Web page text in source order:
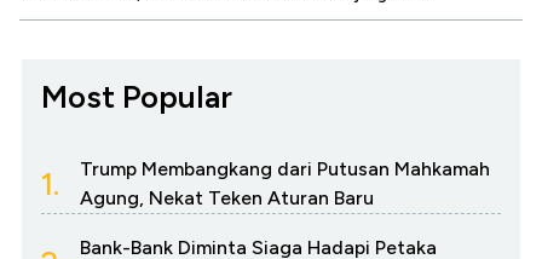
Most Popular
1.
Trump Membangkang dari Putusan Mahkamah
Agung, Nekat Teken Aturan Baru
Bank-Bank Diminta Siaga Hadapi Petaka